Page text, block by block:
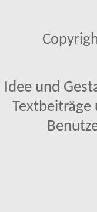
Idee und
Textbeiträge